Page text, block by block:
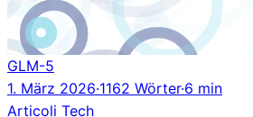
GLM-5
1. März 2026·1162 Wörter·6 min
Articoli Tech